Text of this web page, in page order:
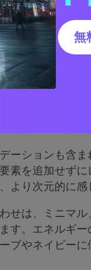
トが
ーションも含
素を追加せず
より次元的に感
せは、ミニマ
す。エネルギー
ブやネイビーに
無